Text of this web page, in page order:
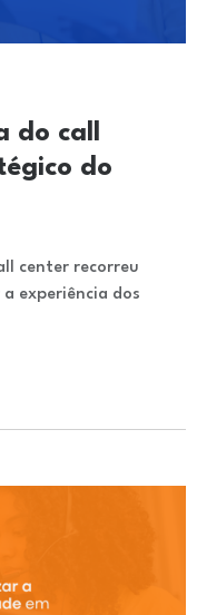
do call
do
center recorreu
experiência dos